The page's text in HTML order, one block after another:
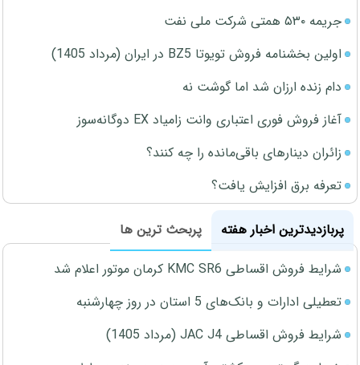
جریمه ۵۳۰ همتی شرکت ملی نفت
اولین بخشنامه فروش تویوتا BZ5 در ایران (مرداد 1405)
دام زنده ارزان شد اما گوشت نه
آغاز فروش فوری اعتباری وانت زامیاد EX دوگانه‌سوز
زائران دینارهای باقی‌مانده را چه کنند؟
تعرفه برق افزایش یافت؟
پربازدیدترین اخبار هفته
پربحث ترین ها
شرایط فروش اقساطی KMC SR6 کرمان موتور اعلام شد
تعطیلی ادارات و بانک‌های 5 استان در روز چهارشنبه
شرایط فروش اقساطی JAC J4 (مرداد 1405)